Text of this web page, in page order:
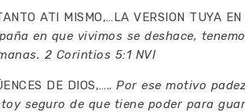
ATI MISMO,…LA VERSION TUYA
en que vivimos se deshace,
2 Corintios 5:1 NVI
DE DIOS,….. Por ese motivo
seguro de que tiene poder para